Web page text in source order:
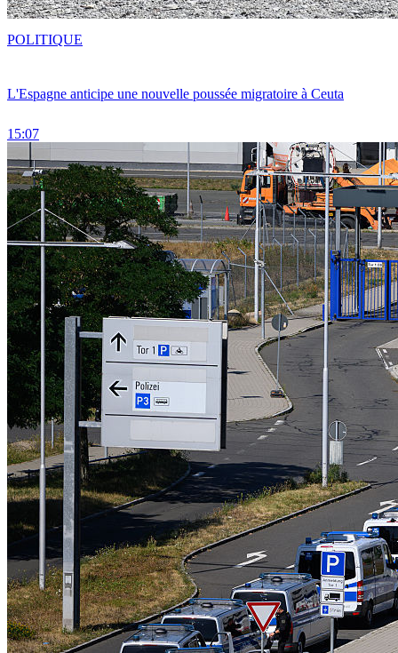
L'Espagne anticipe une nouvelle poussée migratoire à Ceuta
15:07
POLITIQUE